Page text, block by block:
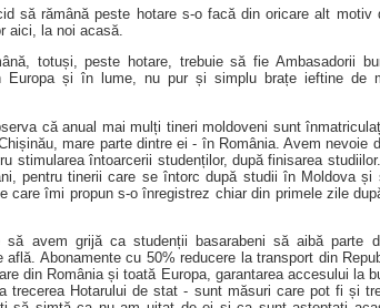
să rămână peste hotare s-o facă din oricare alt motiv
aici, la noi acasă.
totuși, peste hotare, trebuie să fie Ambasadorii
Europa și în lume, nu pur și simplu brațe ieftine de
că anual mai mulți tineri moldoveni sunt
mare parte dintre ei - în România. Avem nevoie
stimularea întoarcerii studenților, după finisarea
pentru tinerii care se întorc după studii în Moldova și
care îmi propun s-o înregistrez chiar din primele zile
să avem grijă ca studenții basarabeni să aibă parte
Abonamente cu 50% reducere la transport din
din România și toată Europa, garantarea accesului la
trecerea Hotarului de stat - sunt măsuri care pot fi și